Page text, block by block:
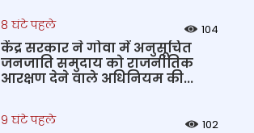
8 घंटे पहले 104
केंद्र सरकार ने गोवा में अनुसूचित
जनजाति समुदाय को राजनीतिक
आरक्षण देने वाले अधिनियम की...
9 घंटे पहले 102